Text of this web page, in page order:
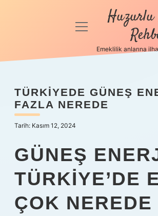
Anasayfa
Politikası
Yasal Uyarı
menüyü
Huzurlu
Emeklilik anlarına
TÜRKIYEDE GÜNEŞ
FAZLA NEREDE
Tarih: Kasım 12, 2024
GÜNEŞ
TÜRKIYE’DE
ÇOK NEREDE